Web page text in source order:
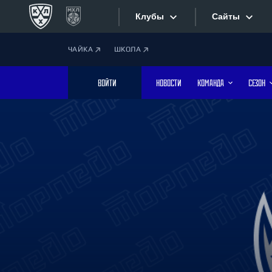
Клубы
Дивизион Боброва
Лада
Сайты
Текстовые
Фотобанк
ЧАЙКА ШКОЛА
ВОЙТИ НОВОСТИ КОМАНДА СЕЗОН